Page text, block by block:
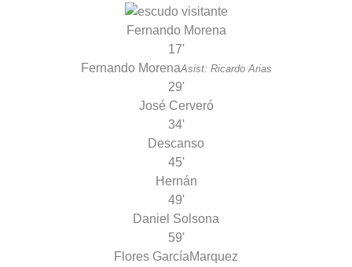
Fernando Morena
17'
Fernando MorenaAsist: Ricardo Arias
29'
José Cerveró
34'
Descanso
45'
Hernán
49'
Daniel Solsona
59'
Flores GarcíaMarquez